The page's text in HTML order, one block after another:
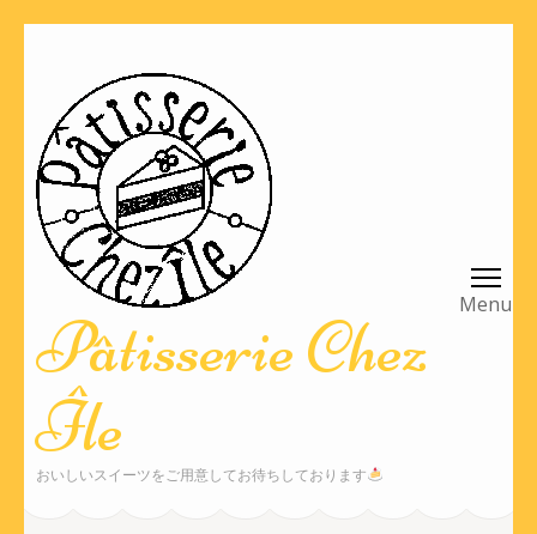
ツ
へ
(Enter
押
す)
Pâtisserie Chez
Île
おいしいスイーツをご用意してお待ちしております